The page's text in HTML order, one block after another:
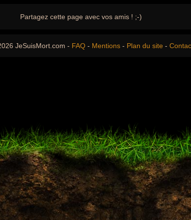
Partagez cette page avec vos amis ! ;-)
JeSuisMort.com - FAQ - Mentions - Plan du site -